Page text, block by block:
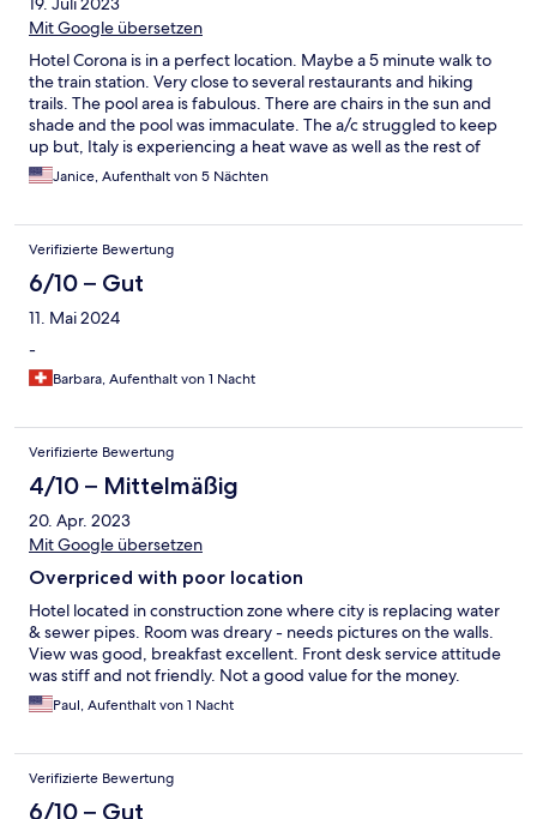
Mit Google übersetzen
Hotel Corona is in a perfect location. Maybe a 5 minute walk to
the train station. Very close to several restaurants and hiking
trails. The pool area is fabulous. There are chairs in the sun and
shade and the pool was immaculate. The a/c struggled to keep
up but, Italy is experiencing a heat wave as well as the rest of
Europe.Janice, Aufenthalt von 5 Nächten
Verifizierte Bewertung
6/10 – Gut
11. Mai 2024
-
Barbara, Aufenthalt von 1 Nacht
Verifizierte Bewertung
4/10 – Mittelmäßig
20. Apr. 2023
Mit Google übersetzen
Overpriced with poor location
Hotel located in construction zone where city is replacing water
& sewer pipes. Room was dreary - needs pictures on the walls.
View was good, breakfast excellent. Front desk service attitude
was stiff and not friendly. Not a good value for the money.
Paul, Aufenthalt von 1 Nacht
Verifizierte Bewertung
6/10 – Gut